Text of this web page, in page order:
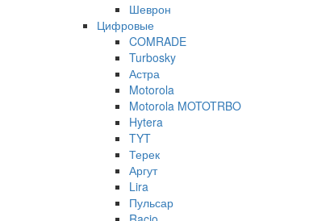
Шеврон
Цифровые
COMRADE
Turbosky
Астра
Motorola
Motorola MOTOTRBO
Hytera
TYT
Терек
Аргут
Lira
Пульсар